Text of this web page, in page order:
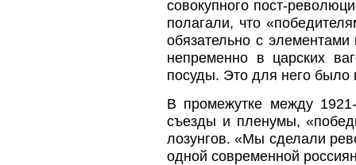
совокупного пост-
полагали, что
обязательно с
непременно в царских
посуды. Это для него было
В промежутке между
съезды и пленумы,
лозунгов. «Мы сделали
одной современной